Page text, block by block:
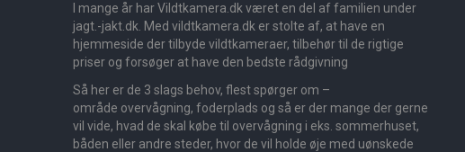
I mange år har Vildtkamera.dk været en del af familien under
jagt.-jakt.dk. Med vildtkamera.dk er stolte af, at have en
hjemmeside der tilbyde vildtkameraer, tilbehør til de rigtige
priser og forsøger at have den bedste rådgivning
Så her er de 3 slags behov, flest spørger om –
område overvågning, foderplads og så er der mange der gerne
vil vide, hvad de skal købe til overvågning i eks. sommerhuset,
båden eller andre steder, hvor de vil holde øje med uønskede